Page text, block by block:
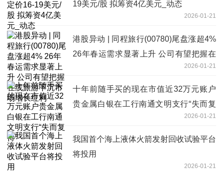
19美元/股 拟筹资4亿美元_动态
2026-01-21
港股异动 | 同程旅行(00780)尾盘涨超4%
26年春运需求显著上升 公司有望把握在
2026-01-21
十年前随手买的现在市值近32万元账户
贵金属白银在工行南通文明支行“失而复
2026-01-21
我国首个海上液体火箭发射回收试验平台
将投用
2026-01-21